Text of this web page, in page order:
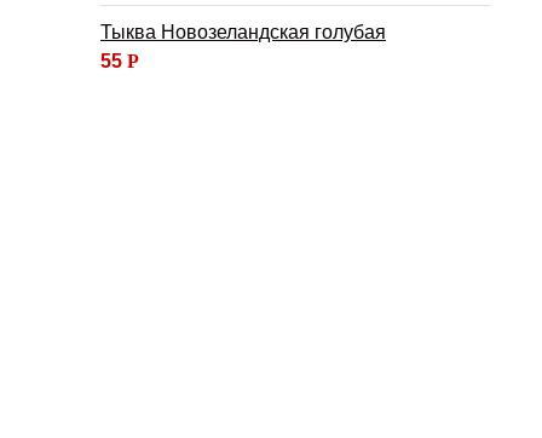
Тыква Новозеландская голубая
55 Р